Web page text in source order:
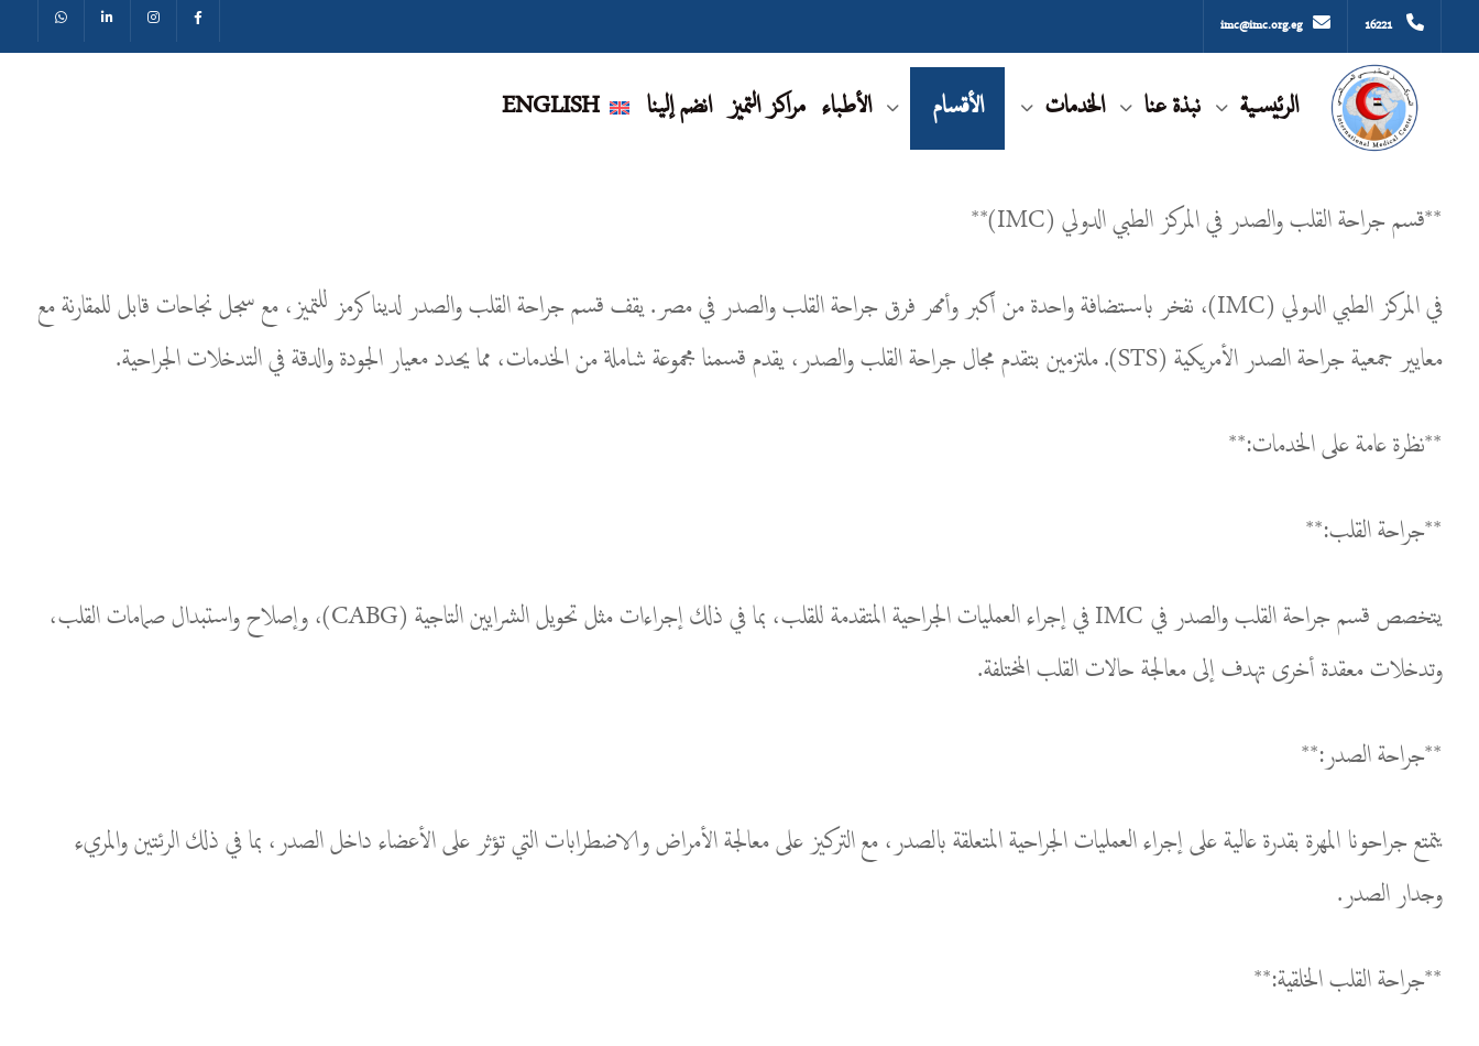
16221
imc@imc.org.eg
الرئيسية نبذة عنا الخدمات الأقسام الأطباء مراكز التميز انضم إلينا ENGLISH
**قسم جراحة القلب والصدر في المركز الطبي الدولي (IMC)**
في المركز الطبي الدولي (IMC)، نفخر باستضافة واحدة من أكبر وأمهر فرق جراحة القلب والصدر في مصر. يقف قسم جراحة القلب والصدر لدينا كرمز للتميز، مع سجل نجاحات قابل للمقارنة مع
معايير جمعية جراحة الصدر الأمريكية (STS). ملتزمين بتقدم مجال جراحة القلب والصدر، يقدم قسمنا مجموعة شاملة من الخدمات، مما يحدد معيار الجودة والدقة في التدخلات الجراحية.
**نظرة عامة على الخدمات:**
**جراحة القلب:**
يتخصص قسم جراحة القلب والصدر في IMC في إجراء العمليات الجراحية المتقدمة للقلب، بما في ذلك إجراءات مثل تحويل الشرايين التاجية (CABG)، وإصلاح واستبدال صمامات القلب،
وتدخلات معقدة أخرى تهدف إلى معالجة حالات القلب المختلفة.
**جراحة الصدر:**
يتمتع جراحونا المهرة بقدرة عالية على إجراء العمليات الجراحية المتعلقة بالصدر، مع التركيز على معالجة الأمراض والاضطرابات التي تؤثر على الأعضاء داخل الصدر، بما في ذلك الرئتين والمريء
وجدار الصدر.
**جراحة القلب الخلقية:**